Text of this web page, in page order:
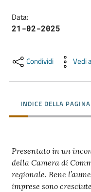
l'Impresa
il
Digitale
Data:
21-02-2025
Condividi Vedi
INDICE DELLA PAGINA
Presentato in un
della Camera di
regionale. Bene
imprese sono